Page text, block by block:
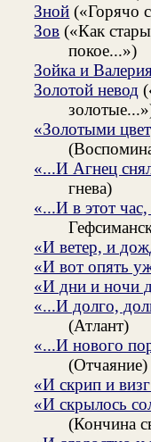
Зной («Горячо
Зов («Как
покое...»)
Зойка и
Золотой невод
«Золотыми
«...И Агнец
гнева)
«...И в этот час,
«И ветер, и
«И вот опять
«И дни и ночи
«...И долго,
(Атлант)
«...И нового
(Отчаяние)
«И скрип и
«И скрылось
(Кончина